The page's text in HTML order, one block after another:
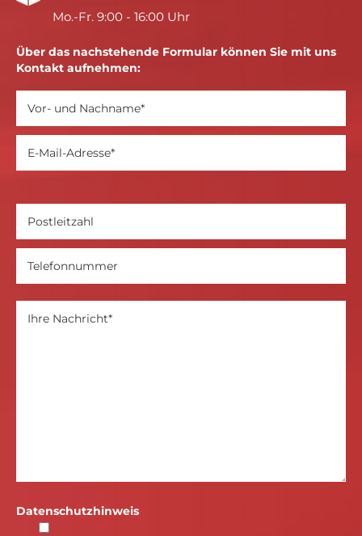
Mo.-Fr. 9:00 - 16:00 Uhr
Über das nachstehende Formular können Sie mit uns
Kontakt aufnehmen:
Datenschutzhinweis